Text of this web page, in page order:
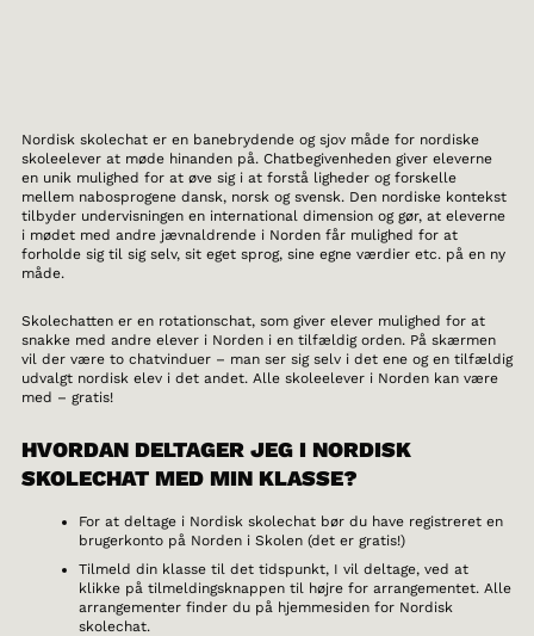
Nordisk skolechat er en banebrydende og sjov måde for nordiske
skoleelever at møde hinanden på. Chatbegivenheden giver eleverne
en unik mulighed for at øve sig i at forstå ligheder og forskelle
mellem nabosprogene dansk, norsk og svensk. Den nordiske kontekst
tilbyder undervisningen en international dimension og gør, at eleverne
i mødet med andre jævnaldrende i Norden får mulighed for at
forholde sig til sig selv, sit eget sprog, sine egne værdier etc. på en ny
måde.
Skolechatten er en rotationschat, som giver elever mulighed for at
snakke med andre elever i Norden i en tilfældig orden. På skærmen
vil der være to chatvinduer – man ser sig selv i det ene og en tilfældig
udvalgt nordisk elev i det andet. Alle skoleelever i Norden kan være
med – gratis!
HVORDAN DELTAGER JEG I NORDISK
SKOLECHAT MED MIN KLASSE?
For at deltage i Nordisk skolechat bør du have registreret en
brugerkonto på Norden i Skolen (det er gratis!)
Tilmeld din klasse til det tidspunkt, I vil deltage, ved at
klikke på tilmeldingsknappen til højre for arrangementet. Alle
arrangementer finder du på hjemmesiden for Nordisk
skolechat.